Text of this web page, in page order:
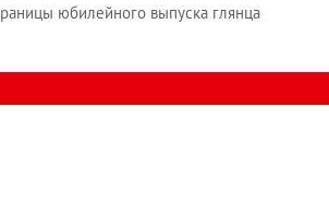
юбилейного выпуска глянца